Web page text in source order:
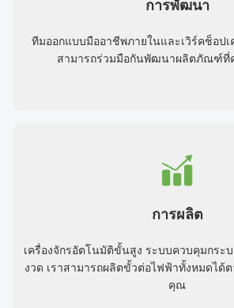
การพัฒนา
ทีมออกแบบมืออาชีพภายในและเวิร์คช็อปเ
สามารถร่วมมือกันพัฒนาผลิตภัณฑ์ที่
การผลิต
เครื่องจักรอัตโนมัติขั้นสูง ระบบควบคุมกระ
งวด เราสามารถผลิตขั้วต่อไฟฟ้าทั้งหมดได้
คุณ